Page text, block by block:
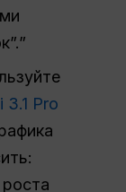
Pro